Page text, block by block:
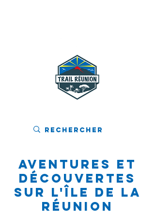
Aventures et
Découvertes
sur l'Île de La
Réunion